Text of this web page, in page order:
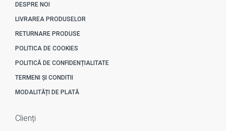
DESPRE NOI
LIVRAREA PRODUSELOR
RETURNARE PRODUSE
POLITICA DE COOKIES
POLITICĂ DE CONFIDENȚIALITATE
TERMENI ȘI CONDITII
MODALITĂȚI DE PLATĂ
Clienți